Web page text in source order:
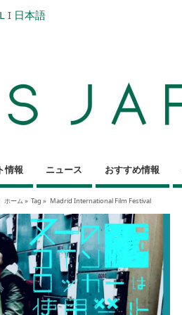
I 日本語
情報 ニュース おすすめ情報
ホーム » Tag » Madrid International Film Festival